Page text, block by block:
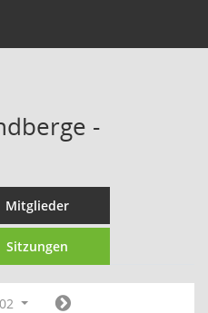
-
Mitglieder
Sitzungen